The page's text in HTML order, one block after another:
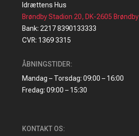
Idrættens Hus
Brøndby Stadion 20, DK-2605 Brøndby
Bank: 2217 8390133333
CVR: 1369 3315
ÅBNINGSTIDER:
Mandag – Torsdag: 09:00 – 16:00
Fredag: 09:00 – 15:30
KONTAKT OS: